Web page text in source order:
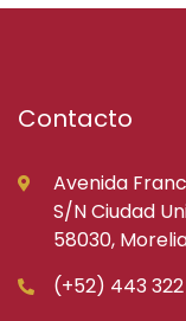
Contacto
Avenida
S/N Ciudad
58030,
(+52) 443